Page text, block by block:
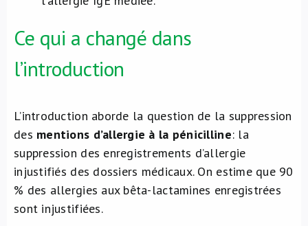
Ce qui a changé dans
l’introduction
L’introduction aborde la question de la suppression
des mentions d’allergie à la pénicilline: la
suppression des enregistrements d’allergie
injustifiés des dossiers médicaux. On estime que 90
% des allergies aux bêta-lactamines enregistrées
sont injustifiées.